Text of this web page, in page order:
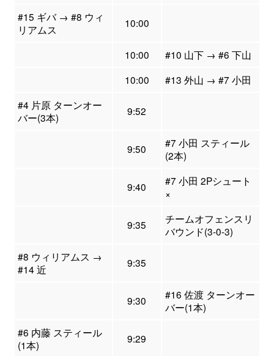
#15 ギバ → #8 ウィ
リアムス
10:00
10:00
#10 山下 → #6 下山
10:00
#13 外山 → #7 小田
#4 片原 ターンオー
バー(3本)
9:52
9:50
#7 小田 スティール
(2本)
9:40
#7 小田 2Pシュート
×
9:35
チームオフェンスリ
バウンド(3-0-3)
#8 ウィリアムス →
#14 近
9:35
9:30
#16 佐渡 ターンオー
バー(1本)
#6 内藤 スティール
(1本)
9:29